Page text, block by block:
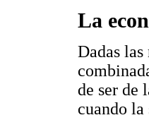
La
Dadas
de ser de
cuando la